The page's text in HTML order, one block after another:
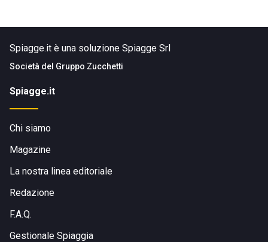
Spiagge.it è una soluzione Spiagge Srl
Società del Gruppo Zucchetti
Spiagge.it
Chi siamo
Magazine
La nostra linea editoriale
Redazione
F.A.Q.
Gestionale Spiaggia